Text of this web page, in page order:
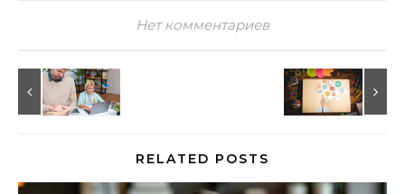
Нет комментариев
RELATED POSTS